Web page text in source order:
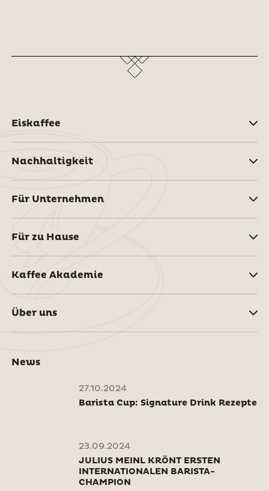
Eiskaffee
Nachhaltigkeit
Für Unternehmen
Für zu Hause
Kaffee Akademie
Über uns
News
27.10.2024
Barista Cup: Signature Drink Rezepte
23.09.2024
JULIUS MEINL KRÖNT ERSTEN
INTERNATIONALEN BARISTA-
CHAMPION